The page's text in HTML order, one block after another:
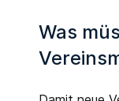
Was